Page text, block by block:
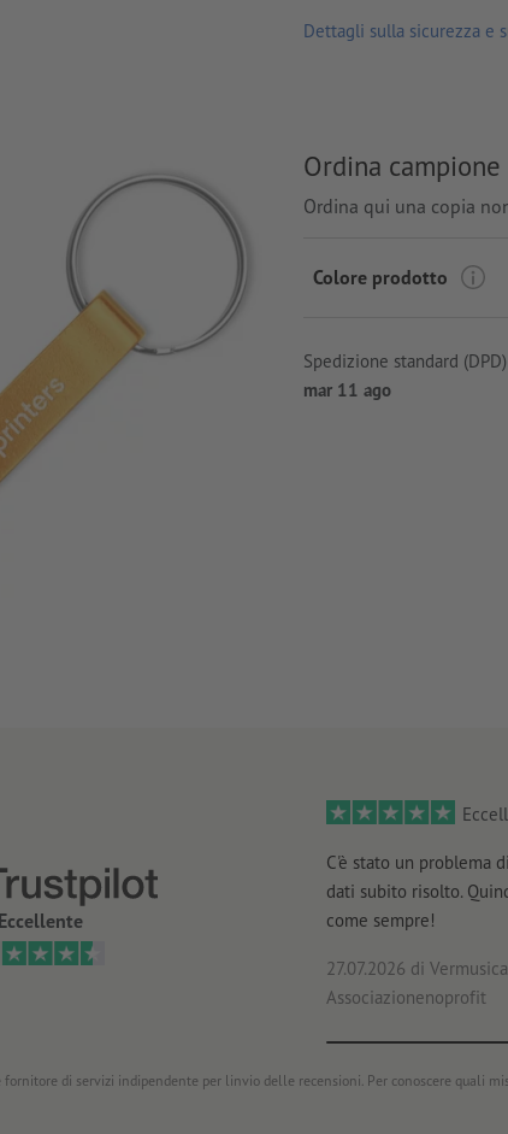
Dettagli sulla sicurezza e
Ordina campione
Ordina qui una copia
Colore prodotto
Spedizione standard (DPD)
mar 11 ago
Eccellente
C'è stato un problema
dati subito risolto.
come sempre!
27.07.2026 di Vermusica
Associazionenoprofit
di servizi indipendente per linvio delle recensioni. Per conoscere quali